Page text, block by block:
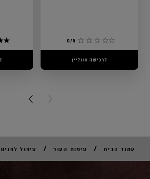
0/5
לרכישה אונליין
PREVIOUS CARD
NEXT CARD
עמוד הבית / טיפוח העור / טיפול לפנים